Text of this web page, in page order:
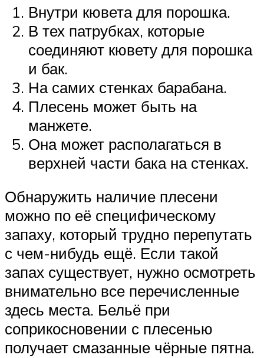
Внутри кювета для порошка.
В тех патрубках, которые
соединяют кювету для порошка
и бак.
На самих стенках барабана.
Плесень может быть на
манжете.
Она может располагаться в
верхней части бака на стенках.
Обнаружить наличие плесени
можно по её специфическому
запаху, который трудно перепутать
с чем-нибудь ещё. Если такой
запах существует, нужно осмотреть
внимательно все перечисленные
здесь места. Бельё при
соприкосновении с плесенью
получает смазанные чёрные пятна.